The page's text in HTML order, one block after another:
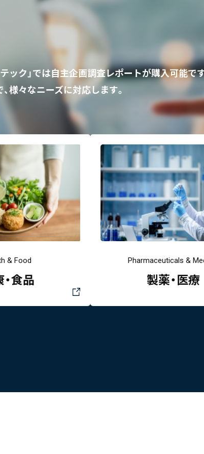
ック」では自主企画調査レポートが購入可能で
様々なニーズに対応します。
& Food
食品
Pharmaceuticals &
製薬・医療